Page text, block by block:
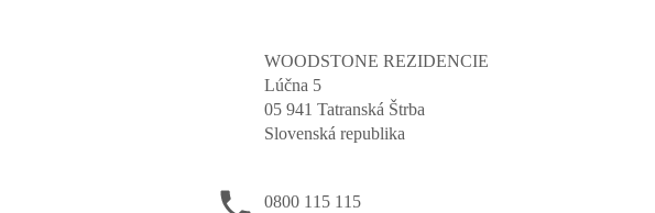
WOODSTONE REZIDENCIE
Lúčna 5
05 941 Tatranská Štrba
Slovenská republika
0800 115 115